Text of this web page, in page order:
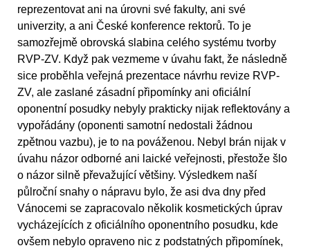
reprezentovat ani na úrovni své fakulty, ani své
univerzity, a ani České konference rektorů. To je
samozřejmě obrovská slabina celého systému tvorby
RVP-ZV. Když pak vezmeme v úvahu fakt, že následně
sice proběhla veřejná prezentace návrhu revize RVP-
ZV, ale zaslané zásadní připomínky ani oficiální
oponentní posudky nebyly prakticky nijak reflektovány a
vypořádány (oponenti samotní nedostali žádnou
zpětnou vazbu), je to na pováženou. Nebyl brán nijak v
úvahu názor odborné ani laické veřejnosti, přestože šlo
o názor silně převažující většiny. Výsledkem naší
půlroční snahy o nápravu bylo, že asi dva dny před
Vánocemi se zapracovalo několik kosmetických úprav
vycházejících z oficiálního oponentního posudku, kde
ovšem nebylo opraveno nic z podstatných připomínek,